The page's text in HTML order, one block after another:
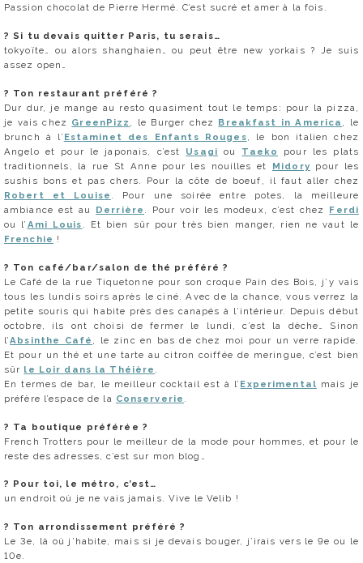
Passion chocolat de Pierre Hermé. C’est sucré et amer à la fois.
? Si tu devais quitter Paris, tu serais…
tokyoïte… ou alors shanghaien… ou peut être new yorkais ? Je suis
assez open…
? Ton restaurant préféré ?
Dur dur, je mange au resto quasiment tout le temps: pour la pizza,
je vais chez GreenPizz , le Burger chez Breakfast in America , le
brunch à l’ Estaminet des Enfants Rouges, le bon italien chez
Angelo et pour le japonais, c’est Usagi ou Taeko
pour les plats
traditionnels, la rue St Anne pour les nouilles et Midory pour les
sushis bons et pas chers. Pour la côte de boeuf, il faut aller chez
Robert et Louise . Pour une soirée entre potes, la meilleure
ambiance est au Derrière . Pour voir les modeux, c’est chez Ferdi
ou l’ Ami Louis . Et bien sûr pour très bien manger, rien ne vaut le
Frenchie !
? Ton café/bar/salon de thé préféré ?
Le Café de la rue Tiquetonne pour son croque Pain des Bois, j’y vais
tous les lundis soirs après le ciné. Avec de la chance, vous verrez la
petite souris qui habite près des canapés à l’intérieur. Depuis début
octobre, ils ont choisi de fermer le lundi, c’est la dèche… Sinon
l’Absinthe Café
, le zinc en bas de chez moi pour un verre rapide.
Et pour un thé et une tarte au citron coiffée de meringue, c’est bien
sûr le Loir dans la Théière
En termes de bar, le meilleur cocktail est à l’ Experimental mais je
préfère l’espace de la Conserverie
? Ta boutique préférée ?
French Trotters pour le meilleur de la mode pour hommes, et pour le
reste des adresses, c’est sur mon blog…
? Pour toi, le métro, c’est…
un endroit où je ne vais jamais. Vive le Velib !
? Ton arrondissement préféré ?
Le 3e, là où j’habite, mais si je devais bouger, j’irais vers le 9e ou le
10e.